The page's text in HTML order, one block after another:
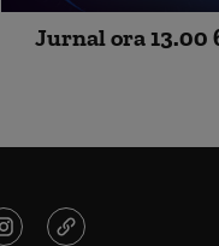
Jurnal ora 13.00